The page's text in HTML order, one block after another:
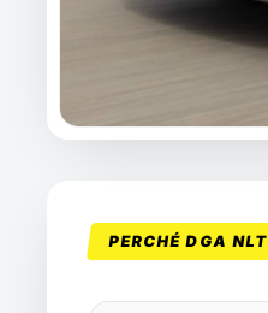
PERCHÉ DGA NLT